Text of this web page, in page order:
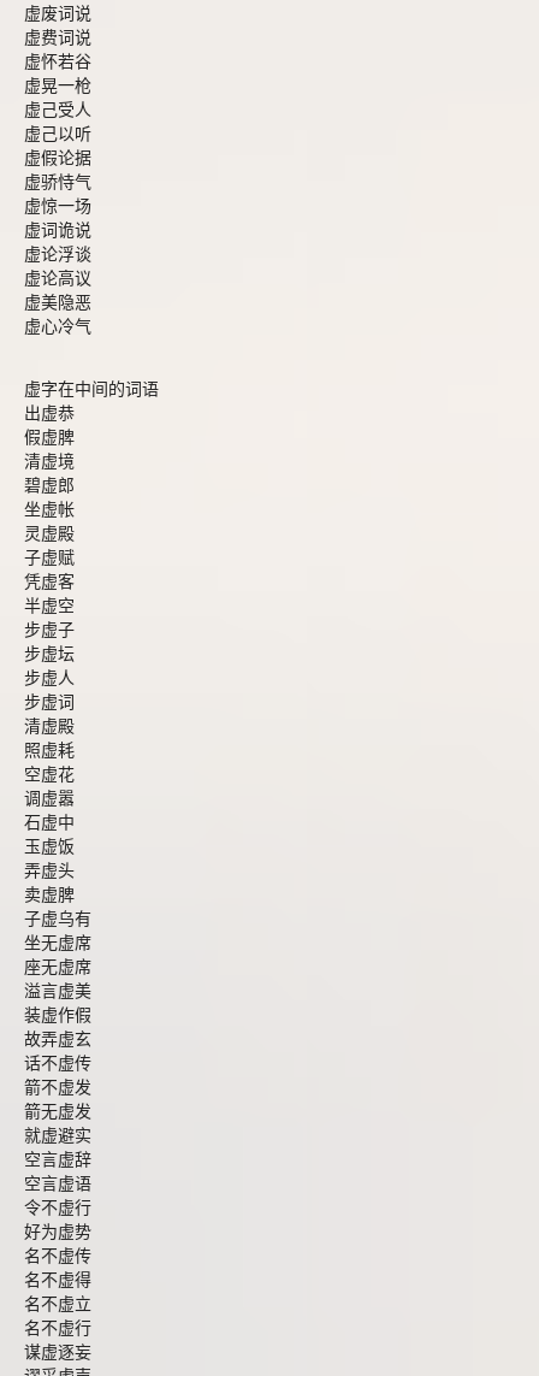
虚废词说
虚费词说
虚怀若谷
虚晃一枪
虚己受人
虚己以听
虚假论据
虚骄恃气
虚惊一场
虚词诡说
虚论浮谈
虚论高议
虚美隐恶
虚心冷气
虚字在中间的词语
出虚恭
假虚脾
清虚境
碧虚郎
坐虚帐
灵虚殿
子虚赋
凭虚客
半虚空
步虚子
步虚坛
步虚人
步虚词
清虚殿
照虚耗
空虚花
调虚嚣
石虚中
玉虚饭
弄虚头
卖虚脾
子虚乌有
坐无虚席
座无虚席
溢言虚美
装虚作假
故弄虚玄
话不虚传
箭不虚发
箭无虚发
就虚避实
空言虚辞
空言虚语
令不虚行
好为虚势
名不虚传
名不虚得
名不虚立
名不虚行
谋虚逐妄